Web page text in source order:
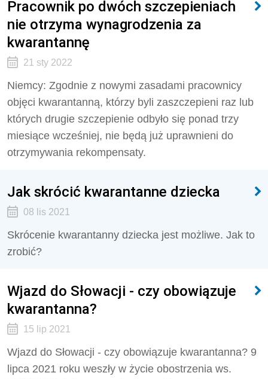
Pracownik po dwóch szczepieniach
nie otrzyma wynagrodzenia za
kwarantannę
21 sty 2022
Niemcy: Zgodnie z nowymi zasadami pracownicy
objęci kwarantanną, którzy byli zaszczepieni raz lub
których drugie szczepienie odbyło się ponad trzy
miesiące wcześniej, nie będą już uprawnieni do
otrzymywania rekompensaty.
Jak skrócić kwarantanne dziecka
08 lis 2021
Skrócenie kwarantanny dziecka jest możliwe. Jak to
zrobić?
Wjazd do Słowacji - czy obowiązuje
kwarantanna?
15 lip 2021
Wjazd do Słowacji - czy obowiązuje kwarantanna? 9
lipca 2021 roku weszły w życie obostrzenia ws.